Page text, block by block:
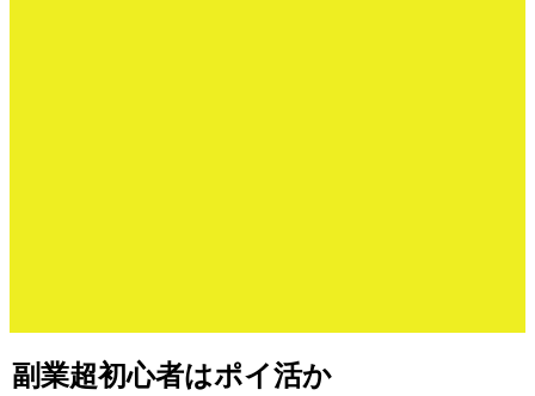
副業超初心者はポイ活か